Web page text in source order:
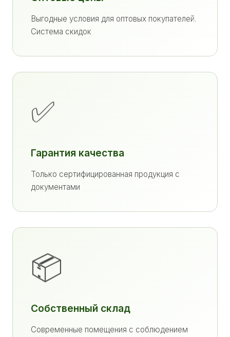
Выгодные условия для оптовых покупателей.
Система скидок
✅
Гарантия качества
Только сертифицированная продукция с
документами
📦
Собственный склад
Современные помещения с соблюдением